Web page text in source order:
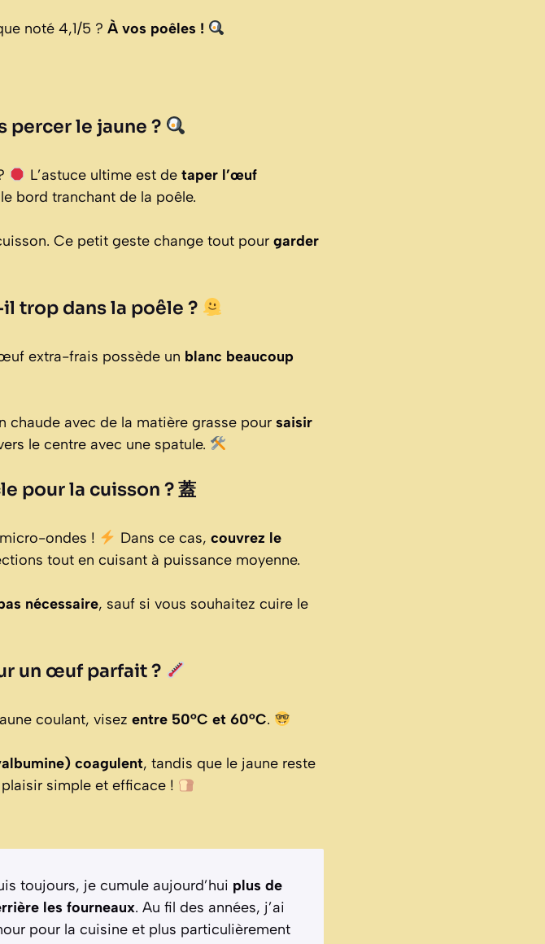
noté 4,1/5 ? À vos poêles !
percer le jaune ?
L’astuce ultime est de taper l’œuf
bord tranchant de la poêle.
Ce petit geste change tout pour garder
trop dans la poêle ?
extra-frais possède un blanc beaucoup
chaude avec de la matière grasse pour saisir
le centre avec une spatule.
pour la cuisson ? 蓋
ondes ! Dans ce cas, couvrez le
tout en cuisant à puissance moyenne.
nécessaire, sauf si vous souhaitez cuire le
un œuf parfait ?
coulant, visez entre 50°C et 60°C.
coagulent, tandis que le jaune reste
simple et efficace !
toujours, je cumule aujourd’hui plus de
les fourneaux. Au fil des années, j’ai
pour la cuisine et plus particulièrement